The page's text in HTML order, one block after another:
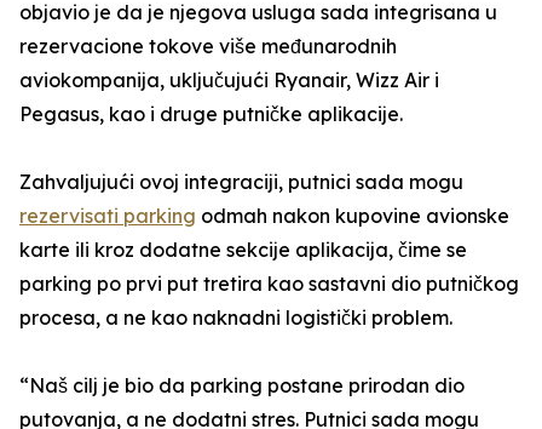
objavio je da je njegova usluga sada integrisana u
rezervacione tokove više međunarodnih
aviokompanija, uključujući Ryanair, Wizz Air i
Pegasus, kao i druge putničke aplikacije.
Zahvaljujući ovoj integraciji, putnici sada mogu
rezervisati parking odmah nakon kupovine avionske
karte ili kroz dodatne sekcije aplikacija, čime se
parking po prvi put tretira kao sastavni dio putničkog
procesa, a ne kao naknadni logistički problem.
“Naš cilj je bio da parking postane prirodan dio
putovanja, a ne dodatni stres. Putnici sada mogu